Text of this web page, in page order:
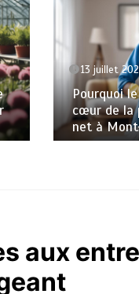
13 juillet
Pourquoi
cœur de la
net à
aux